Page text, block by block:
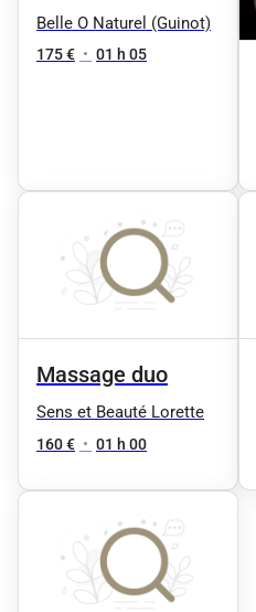
Signature en Duo
Belle O Naturel (Guinot)
175 € • 01 h 05
Massage duo
Sens et Beauté Lorette
160 € • 01 h 00